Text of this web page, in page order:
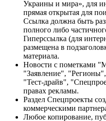
Украины и мира», для
прямая открытая для
Ссылка должна быть
полного либо
Гиперссылка (для
размещена в
материала.
Новости с пометками
"Заявление",
"Тест-драйв",
правах рекламы.
Раздел Спецпроекты
коммерческими
Любое копирование,